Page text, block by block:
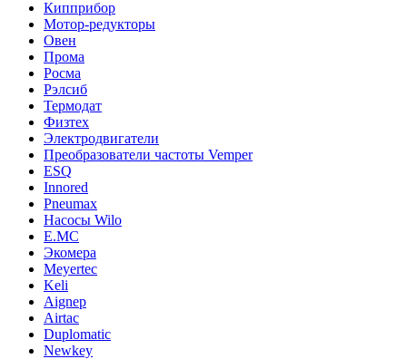
Кипприбор
Мотор-редукторы
Овен
Прома
Росма
Рэлсиб
Термодат
Физтех
Электродвигатели
Преобразователи частоты Vemper
ESQ
Innored
Pneumax
Насосы Wilo
E.MC
Экомера
Meyertec
Keli
Aignep
Airtac
Duplomatic
Newkey